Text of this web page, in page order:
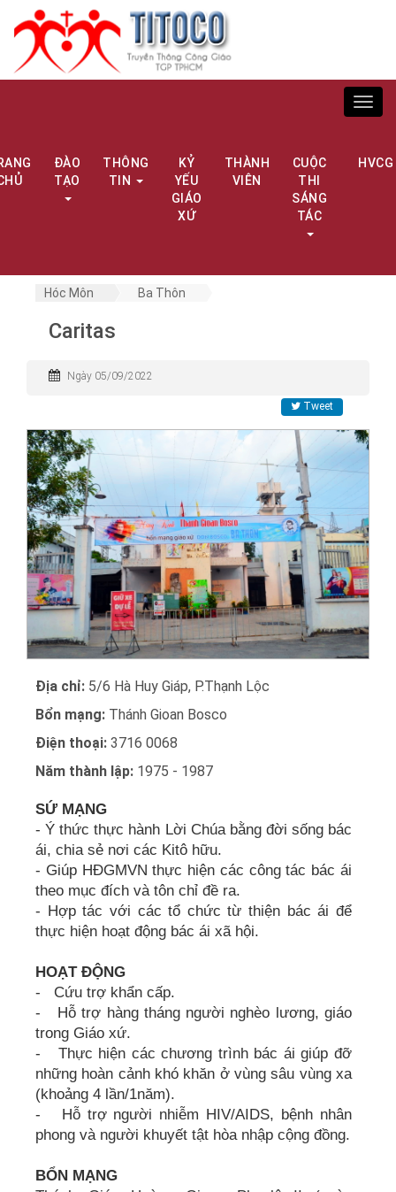
ĐÀO
TẠO
THÔNG
TIN
KỶ
YẾU
GIÁO
XỨ
THÀNH
VIÊN
CUỘC
THI
SÁNG
TÁC
HVCG
Hóc Môn Ba Thôn
Caritas
Ngày 05/09/2022
Tweet
Địa chỉ: 5/6 Hà Huy Giáp, P.Thạnh Lộc
Bổn mạng: Thánh Gioan Bosco
Điện thoại: 3716 0068
Năm thành lập: 1975 - 1987
SỨ MẠNG
- Ý thức thực hành Lời Chúa bằng đời sống bác
ái, chia sẻ nơi các Kitô hữu.
- Giúp HĐGMVN thực hiện các công tác bác ái
theo mục đích và tôn chỉ đề ra.
- Hợp tác với các tổ chức từ thiện bác ái để
thực hiện hoạt động bác ái xã hội.
HOẠT ĐỘNG
- Cứu trợ khẩn cấp.
- Hỗ trợ hàng tháng người nghèo lương, giáo
trong Giáo xứ.
- Thực hiện các chương trình bác ái giúp đỡ
những hoàn cảnh khó khăn ở vùng sâu vùng xa
(khoảng 4 lần/1năm).
- Hỗ trợ người nhiễm HIV/AIDS, bệnh nhân
phong và người khuyết tật hòa nhập cộng đồng.
BỔN MẠNG